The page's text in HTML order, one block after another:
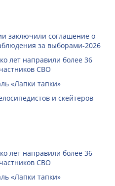
заключили соглашение о
за выборами-2026
лет направили более 36
СВО
«Лапки тапки»
и скейтеров
лет направили более 36
СВО
«Лапки тапки»